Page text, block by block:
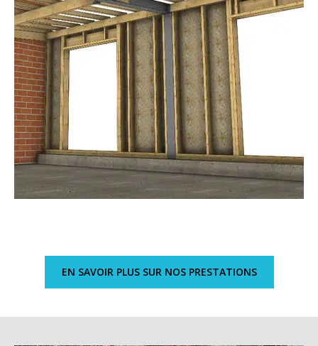
EN SAVOIR PLUS SUR NOS PRESTATIONS